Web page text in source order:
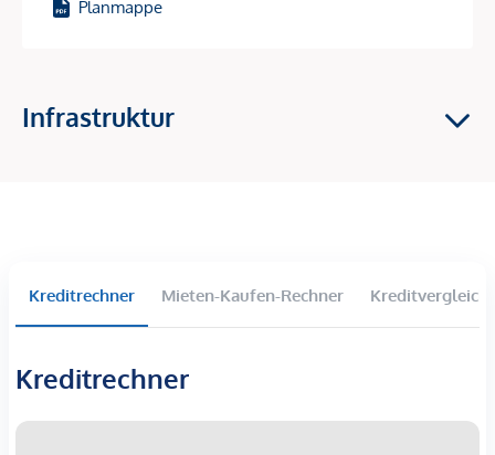
125 Tiefgaragenstellplätze
Außenliegender elektrischer Sonnenschutz
Gegensprechanlage über HandyApp
E-Mobilität
Planmappe
Infrastruktur
Kreditrechner Mieten-Kaufen-Rechner Kreditvergleich
Kreditrechner